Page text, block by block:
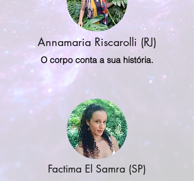
Annamaria Riscarolli (RJ)
O corpo conta a sua história.
Factima El Samra (SP)